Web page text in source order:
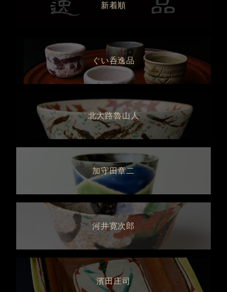
新着順
ぐい呑逸品
北大路魯山人
加守田章二
河井寛次郎
濱田庄司